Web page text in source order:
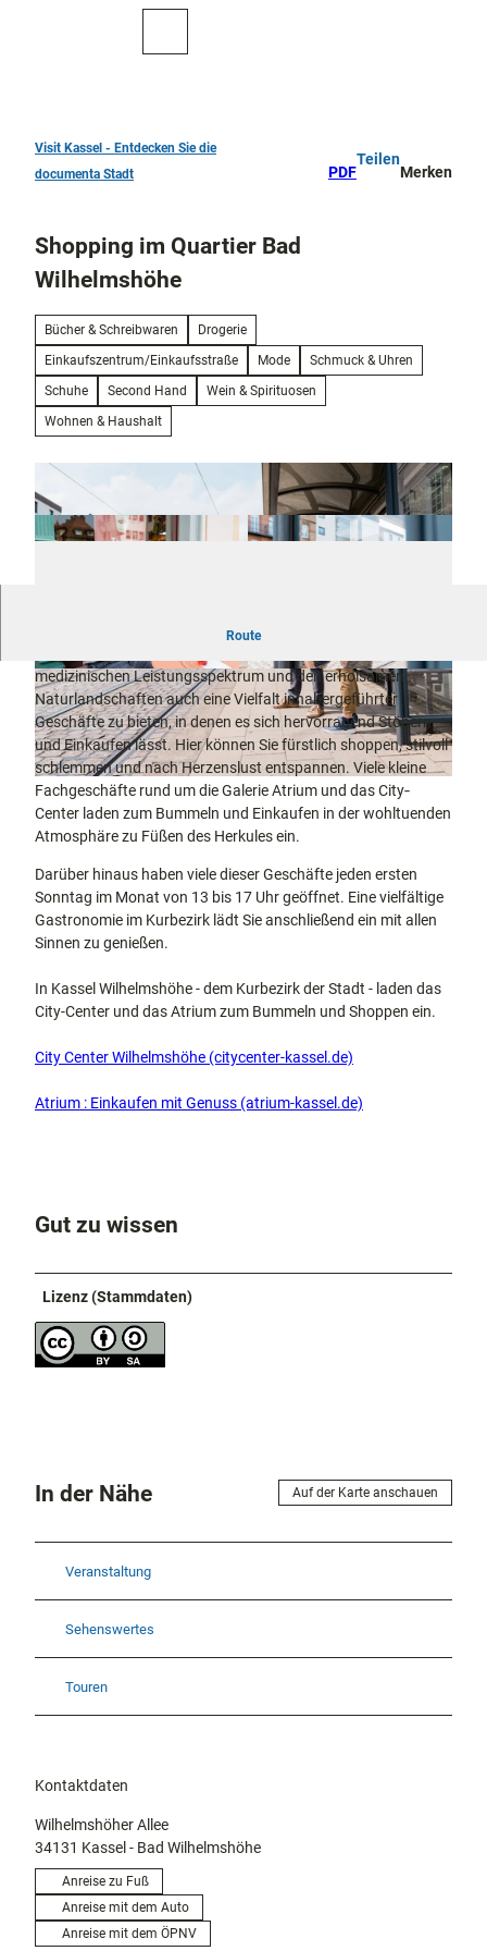
Sehenswürdigkeiten
Kunst
und
Them
en
Musik,
Konze
rte
docum
enta
Musee
Sonde
rausst
ellung
en
Street
Art
Theat
er und
Bühne
nkunst
Kur in Bad
Wilhelmshöhe
Aktiv
Fahrrad
Grünen
Entdeckertouren
Stadtführungen
Gastronomie
und
Shopping
Unterkünfte
Ausflugsziele
in der Region
gestellte
Fragen
Visit Kassel - Entdecken Sie die
documenta Stadt
PDF
Teilen
Merken
Shopping im Quartier Bad
Wilhelmshöhe
Bücher & Schreibwaren
Drogerie
Einkaufszentrum/Einkaufsstraße
Mode
Schmuck & Uhren
Schuhe
Second Hand
Wein & Spirituosen
Wohnen & Haushalt
© Kassel Marketing GmbH, Can Wagener | CC-BY
© Kassel Marketing GmbH, Can Wagener |
CC-BY
© Kassel Marketing GmbH, Can Wagener |
CC-BY
Route
Bummeln im Kurbezirk Bad Wilhelmshöhe
medizinischen Leistungsspektrum und den erholsamen
Naturlandschaften auch eine Vielfalt inhabergeführter
Geschäfte zu bieten, in denen es sich hervorragend Stöbern
und Einkaufen lässt. Hier können Sie fürstlich shoppen, stilvoll
schlemmen und nach Herzenslust entspannen. Viele kleine
Fachgeschäfte rund um die Galerie Atrium und das City‐
Center laden zum Bummeln und Einkaufen in der wohltuenden
Atmosphäre zu Füßen des Herkules ein.
Darüber hinaus haben viele dieser Geschäfte jeden ersten
Sonntag im Monat von 13 bis 17 Uhr geöffnet. Eine vielfältige
Gastronomie im Kurbezirk lädt Sie anschließend ein mit allen
Sinnen zu genießen.
In Kassel Wilhelmshöhe - dem Kurbezirk der Stadt - laden das
City-Center und das Atrium zum Bummeln und Shoppen ein.
City Center Wilhelmshöhe (citycenter-kassel.de)
Atrium : Einkaufen mit Genuss (atrium-kassel.de)
Gut zu wissen
Lizenz (Stammdaten)
In der Nähe Auf der Karte anschauen
Veranstaltung
Sehenswertes
Touren
Kontaktdaten
Wilhelmshöher Allee
34131 Kassel- Bad Wilhelmshöhe
Anreise zu Fuß
Anreise mit dem Auto
Anreise mit dem ÖPNV